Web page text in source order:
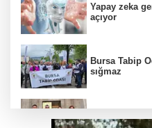
Yapay zeka
açıyor
Bursa Tabip
sığmaz